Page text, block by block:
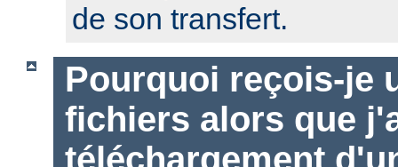
de son transfert.
Pourquoi reçois-je
fichiers alors que